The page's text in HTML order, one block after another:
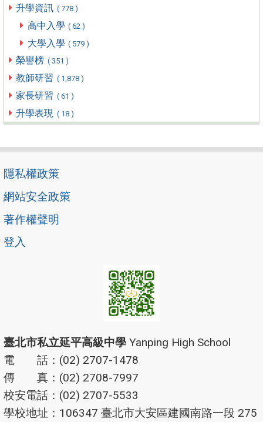
升學資訊 ( 778 )
高中入學 ( 62 )
大學入學 ( 579 )
榮譽榜 ( 351 )
教師研習 ( 1,878 )
家長研習 ( 61 )
升學表現 ( 18 )
隱私權政策
網站安全政策
著作權聲明
登入
臺北市私立延平高級中學 Yanping High School
電 話：(02) 2707-1478
傳 真：(02) 2708-7997
校安電話：(02) 2707-5533
學校地址：106347 臺北市大安區建國南路一段 275